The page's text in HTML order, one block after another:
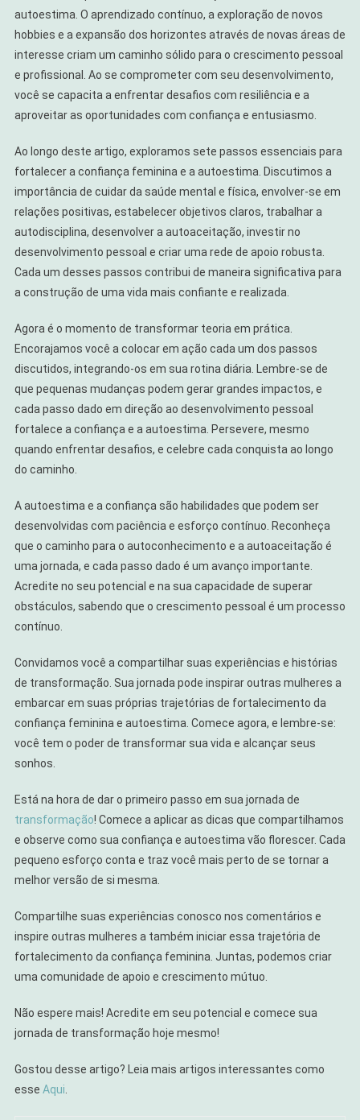
autoestima. O aprendizado contínuo, a exploração de novos
hobbies e a expansão dos horizontes através de novas áreas de
interesse criam um caminho sólido para o crescimento pessoal
e profissional. Ao se comprometer com seu desenvolvimento,
você se capacita a enfrentar desafios com resiliência e a
aproveitar as oportunidades com confiança e entusiasmo.
Ao longo deste artigo, exploramos sete passos essenciais para
fortalecer a confiança feminina e a autoestima. Discutimos a
importância de cuidar da saúde mental e física, envolver-se em
relações positivas, estabelecer objetivos claros, trabalhar a
autodisciplina, desenvolver a autoaceitação, investir no
desenvolvimento pessoal e criar uma rede de apoio robusta.
Cada um desses passos contribui de maneira significativa para
a construção de uma vida mais confiante e realizada.
Agora é o momento de transformar teoria em prática.
Encorajamos você a colocar em ação cada um dos passos
discutidos, integrando-os em sua rotina diária. Lembre-se de
que pequenas mudanças podem gerar grandes impactos, e
cada passo dado em direção ao desenvolvimento pessoal
fortalece a confiança e a autoestima. Persevere, mesmo
quando enfrentar desafios, e celebre cada conquista ao longo
do caminho.
A autoestima e a confiança são habilidades que podem ser
desenvolvidas com paciência e esforço contínuo. Reconheça
que o caminho para o autoconhecimento e a autoaceitação é
uma jornada, e cada passo dado é um avanço importante.
Acredite no seu potencial e na sua capacidade de superar
obstáculos, sabendo que o crescimento pessoal é um processo
contínuo.
Convidamos você a compartilhar suas experiências e histórias
de transformação. Sua jornada pode inspirar outras mulheres a
embarcar em suas próprias trajetórias de fortalecimento da
confiança feminina e autoestima. Comece agora, e lembre-se:
você tem o poder de transformar sua vida e alcançar seus
sonhos.
Está na hora de dar o primeiro passo em sua jornada de
transformação! Comece a aplicar as dicas que compartilhamos
e observe como sua confiança e autoestima vão florescer. Cada
pequeno esforço conta e traz você mais perto de se tornar a
melhor versão de si mesma.
Compartilhe suas experiências conosco nos comentários e
inspire outras mulheres a também iniciar essa trajetória de
fortalecimento da confiança feminina. Juntas, podemos criar
uma comunidade de apoio e crescimento mútuo.
Não espere mais! Acredite em seu potencial e comece sua
jornada de transformação hoje mesmo!
Gostou desse artigo? Leia mais artigos interessantes como
esse Aqui.